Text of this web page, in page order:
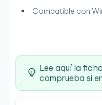
Compatible con
Lee aquí la
comprueba si